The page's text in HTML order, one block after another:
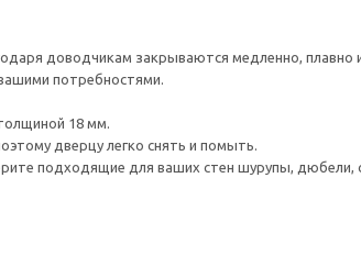
доводчикам закрываются медленно, плавно
потребностями.
18 мм.
дверцу легко снять и помыть.
подходящие для ваших стен шурупы, дюбели,